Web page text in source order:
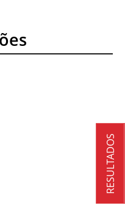
RESULTADOS